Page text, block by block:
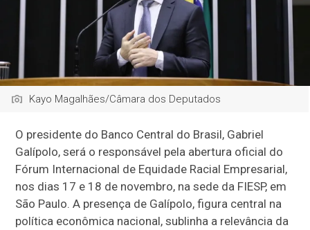
Kayo Magalhães/Câmara dos Deputados
O presidente do Banco Central do Brasil, Gabriel
Galípolo, será o responsável pela abertura oficial do
Fórum Internacional de Equidade Racial Empresarial,
nos dias 17 e 18 de novembro, na sede da FIESP, em
São Paulo. A presença de Galípolo, figura central na
política econômica nacional, sublinha a relevância da